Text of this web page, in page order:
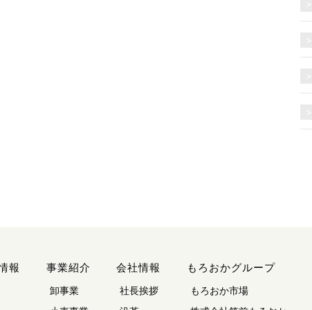
報 事業紹介
卸事業
会社情報
社長挨拶
もろおかグループ
もろおか市場